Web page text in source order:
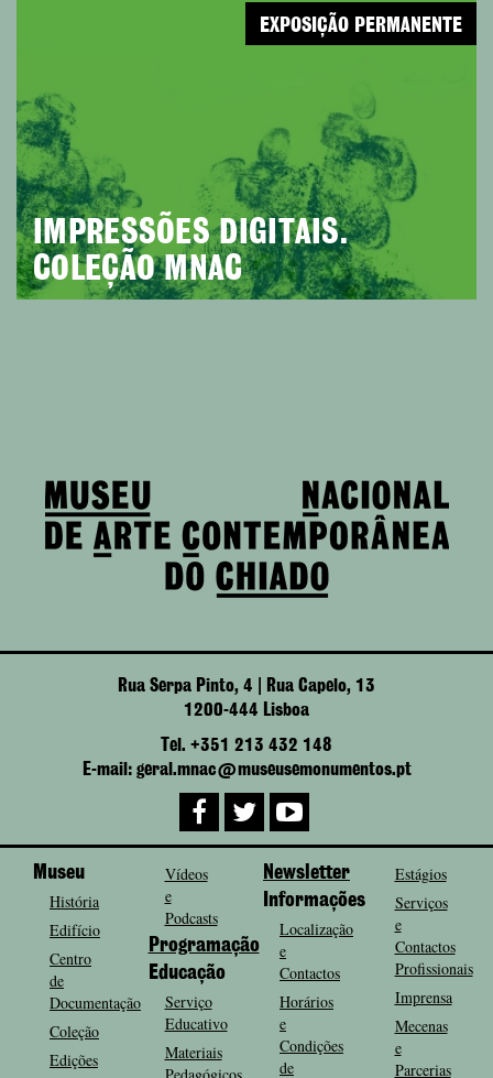
IMPRESSÕES DIGITAIS.
COLEÇÃO MNAC
EXPOSIÇÃO PERMANENTE
Rua Serpa Pinto, 4 | Rua Capelo, 13
1200-444 Lisboa
Tel. +351 213 432 148
E-mail: geral.mnac@museusemonumentos.pt
Museu
História
Edifício
Centro
de
Documentação
Coleção
Edições
Vídeos
e
Podcasts
Programação
Educação
Serviço
Educativo
Materiais
Newsletter
Informações
Localização
e
Contactos
Horários
e
Condições
de
Estágios
Serviços
e
Contactos
Profissionais
Imprensa
Mecenas
e
Parcerias